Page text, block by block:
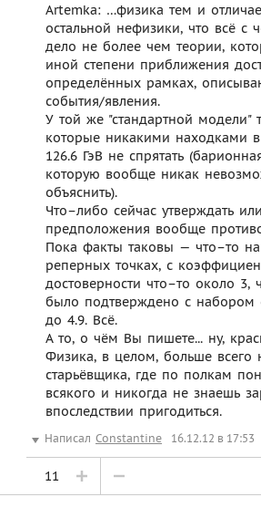
Artemka: …физика тем и
остальной нефизики, что всё с
дело не более чем теории,
иной степени приближения
определённых рамках,
события/явления.
У той же "стандартной модели"
которые никакими находками в
126.6 ГэВ не спрятать
которую вообще никак
объяснить).
Что–либо сейчас утверждать
предположения вообще
Пока факты таковы — что–то
реперных точках, с
достоверности что–то около 3,
было подтверждено с набором
до 4.9. Всё.
А то, о чём Вы пишете... ну,
Физика, в целом, больше всего
старьёвщика, где по полкам
всякого и никогда не знаешь
впоследствии пригодиться.
Написал Constantine 16.12.12 в 17:53
11